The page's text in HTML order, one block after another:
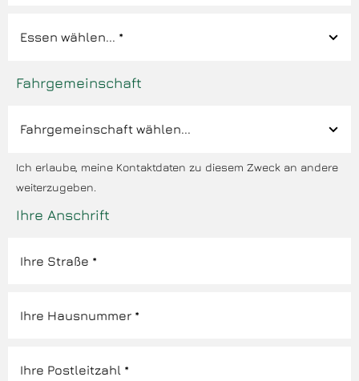
Fahrgemeinschaft
Ich erlaube, meine Kontaktdaten zu diesem Zweck an andere
weiterzugeben.
Ihre Anschrift